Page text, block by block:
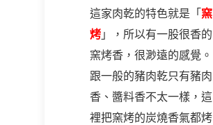
這家肉乾的特色就是「 窯
烤 」，所以有一股很香的
窯烤香，很渺遠的感覺。
跟一般的豬肉乾只有豬肉
香、醬料香不太一樣，這
裡把窯烤的炭燒香氣都烤